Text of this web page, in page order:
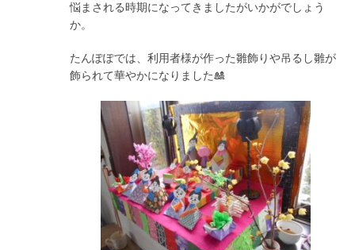
悩まされる時期になってきましたがいかがでしょう
か。
たんぽぽでは、利用者様が作った雛飾りや吊るし雛が
飾られて華やかになりました🎎